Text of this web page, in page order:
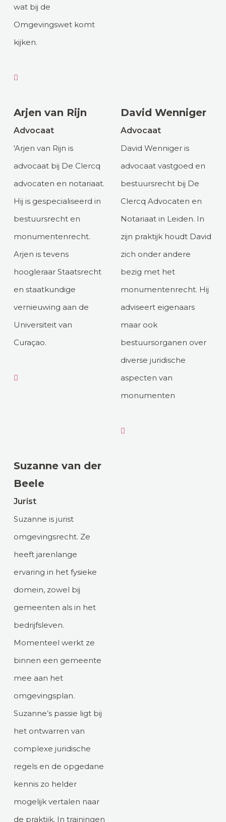
wat bij de
Omgevingswet komt
kijken.
Arjen van Rijn
Advocaat
'Arjen van Rijn is
advocaat bij De Clercq
advocaten en notariaat.
Hij is gespecialiseerd in
bestuursrecht en
monumentenrecht.
Arjen is tevens
hoogleraar Staatsrecht
en staatkundige
vernieuwing aan de
Universiteit van
Curaçao.
David Wenniger
Advocaat
David Wenniger is
advocaat vastgoed en
bestuursrecht bij De
Clercq Advocaten en
Notariaat in Leiden. In
zijn praktijk houdt David
zich onder andere
bezig met het
monumentenrecht. Hij
adviseert eigenaars
maar ook
bestuursorganen over
diverse juridische
aspecten van
monumenten
Suzanne van der
Beele
Jurist
Suzanne is jurist
omgevingsrecht. Ze
heeft jarenlange
ervaring in het fysieke
domein, zowel bij
gemeenten als in het
bedrijfsleven.
Momenteel werkt ze
binnen een gemeente
mee aan het
omgevingsplan.
Suzanne’s passie ligt bij
het ontwarren van
complexe juridische
regels en de opgedane
kennis zo helder
mogelijk vertalen naar
de praktijk. In trainingen